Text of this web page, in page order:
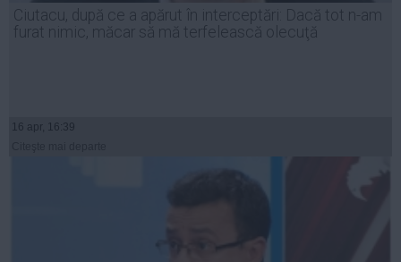
Ciutacu, după ce a apărut în interceptări: Dacă tot n-am
furat nimic, măcar să mă terfelească olecuţă
16 apr, 16:39